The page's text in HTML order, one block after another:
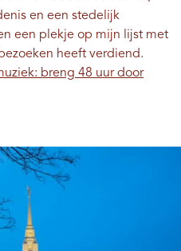
en een stedelijk
een plekje op mijn lijst met
heeft verdiend.
breng 48 uur door